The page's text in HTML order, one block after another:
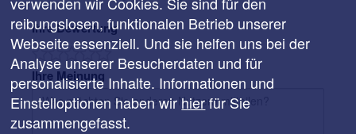
Ihre Bewertung
Ihre Meinung
reibungslosen, funktionalen Betrieb unserer
Webseite essenziell. Und sie helfen uns bei der
Analyse unserer Besucherdaten und für
personalisierte Inhalte. Informationen und
Einstelloptionen haben wir hierfür Sie
zusammengefasst.